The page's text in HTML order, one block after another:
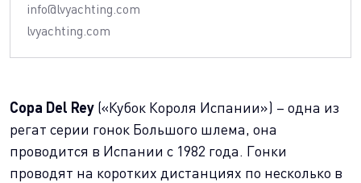
info@lvyachting.com
lvyachting.com
Copa Del Rey («Кубок Короля Испании») – одна из
регат серии гонок Большого шлема, она
проводится в Испании с 1982 года. Гонки
проводят на коротких дистанциях по несколько в